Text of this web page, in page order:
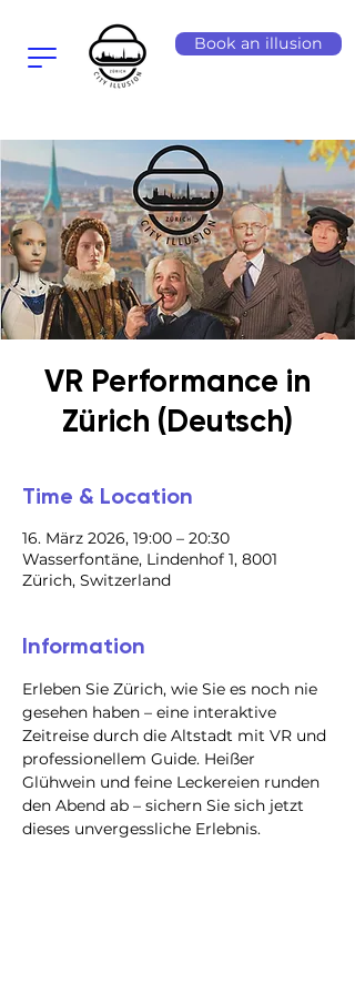
Book an illusion
VR Performance in
Zürich (Deutsch)
Time & Location
16. März 2026, 19:00 – 20:30
Wasserfontäne, Lindenhof 1, 8001
Zürich, Switzerland
Information
Erleben Sie Zürich, wie Sie es noch nie
gesehen haben – eine interaktive
Zeitreise durch die Altstadt mit VR und
professionellem Guide. Heißer
Glühwein und feine Leckereien runden
den Abend ab – sichern Sie sich jetzt
dieses unvergessliche Erlebnis.